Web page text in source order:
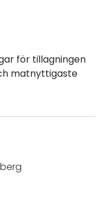
för tillagningen
matnyttigaste